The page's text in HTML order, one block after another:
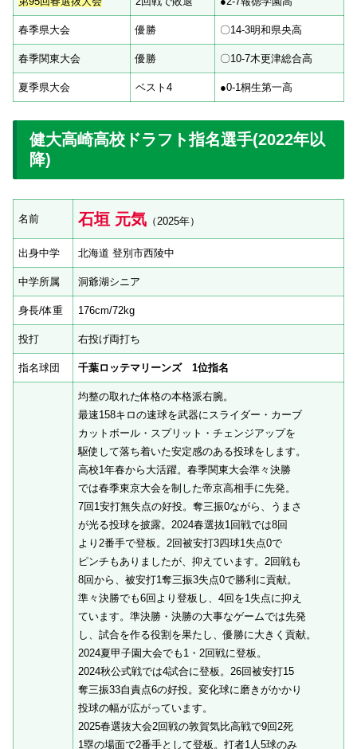
春季県大会 優勝 〇14-3明和県央高
春季関東大会 優勝 〇10-7木更津総合高
夏季県大会 ベスト4 ●0-1桐生第一高
健大高崎高校ドラフト指名選手(2022年以
降)
名前 石垣 元気 （2025年）
出身中学 北海道 登別市西陵中
中学所属 洞爺湖シニア
身長/体重 176cm/72kg
投打 右投げ両打ち
指名球団 千葉ロッテマリーンズ 1位指名
均整の取れた体格の本格派右腕。
最速158キロの速球を武器にスライダー・カーブ
カットボール・スプリット・チェンジアップを
駆使して落ち着いた安定感のある投球をします。
高校1年春から大活躍。春季関東大会準々決勝
では春季東京大会を制した帝京高相手に先発。
7回1安打無失点の好投。奪三振0ながら、うまさ
が光る投球を披露。2024春選抜1回戦では8回
より2番手で登板。2回被安打3四球1失点0で
ピンチもありましたが、抑えています。2回戦も
8回から、被安打1奪三振3失点0で勝利に貢献。
準々決勝でも6回より登板し、4回を1失点に抑え
ています。準決勝・決勝の大事なゲームでは先発
し、試合を作る役割を果たし、優勝に大きく貢献。
2024夏甲子園大会でも1・2回戦に登板。
2024秋公式戦では4試合に登板。26回被安打15
奪三振33自責点6の好投。変化球に磨きがかかり
投球の幅が広がっています。
2025春選抜大会2回戦の敦賀気比高戦で9回2死
1塁の場面で2番手として登板。打者1人5球のみ